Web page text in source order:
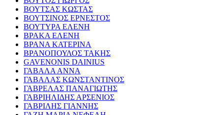
ΒΟΥΤΣΑΣ ΚΩΣΤΑΣ
ΒΟΥΤΣΙΝΟΣ ΕΡΝΕΣΤΟΣ
ΒΟΥΤΥΡΑ ΕΛΕΝΗ
ΒΡΑΚΑ ΕΛΕΝΗ
ΒΡΑΝΑ ΚΑΤΕΡΙΝΑ
ΒΡΑΝΟΠΟΥΛΟΣ ΤΑΚΗΣ
GAVENONIS DAINIUS
ΓΑΒΑΛΑ ΑΝΝΑ
ΓΑΒΑΛΑΣ ΚΩΝΣΤΑΝΤΙΝΟΣ
ΓΑΒΡΕΛΑΣ ΠΑΝΑΓΙΩΤΗΣ
ΓΑΒΡΙΗΛΙΔΗΣ ΑΡΣΕΝΙΟΣ
ΓΑΒΡΙΛΗΣ ΓΙΑΝΝΗΣ